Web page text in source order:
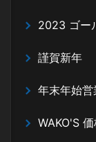
2023 ゴー
謹賀新年
年末年始
WAKO'S